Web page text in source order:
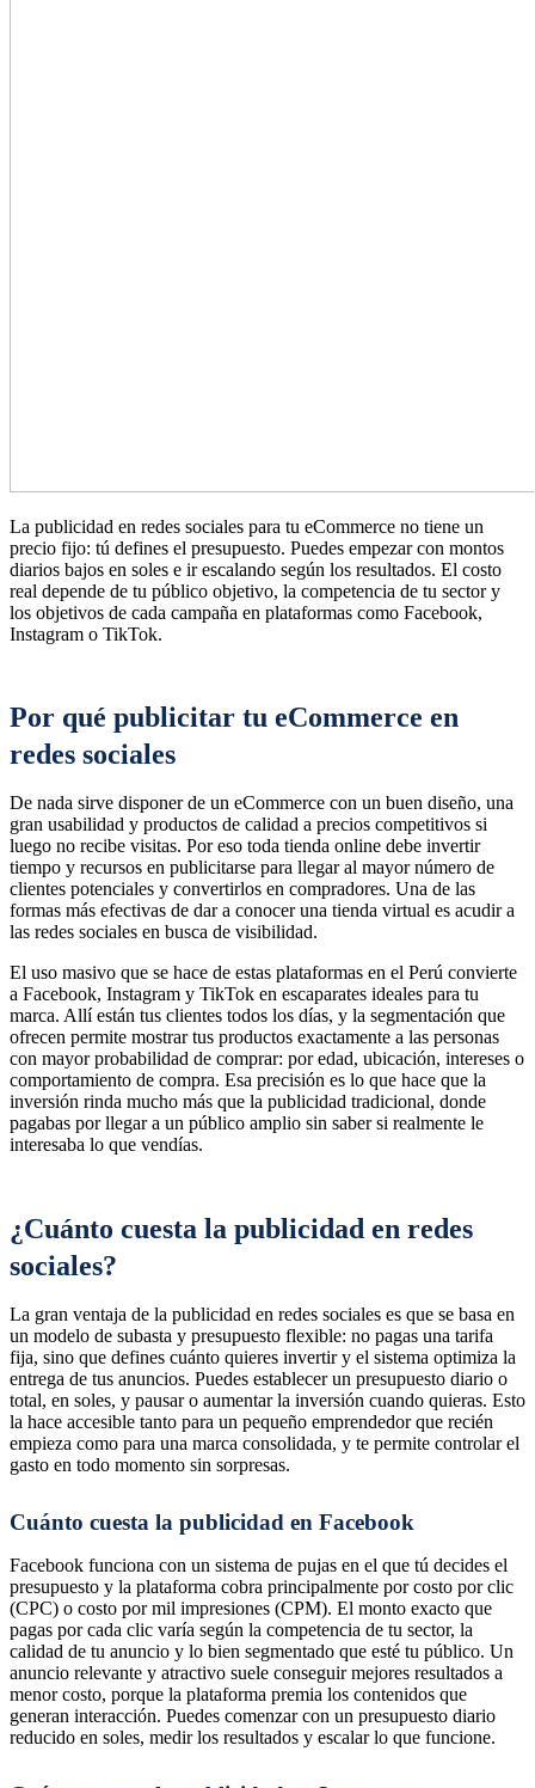
La publicidad en redes sociales para tu eCommerce no tiene un
precio fijo: tú defines el presupuesto. Puedes empezar con montos
diarios bajos en soles e ir escalando según los resultados. El costo
real depende de tu público objetivo, la competencia de tu sector y
los objetivos de cada campaña en plataformas como Facebook,
Instagram o TikTok.
Por qué publicitar tu eCommerce en
redes sociales
De nada sirve disponer de un eCommerce con un buen diseño, una
gran usabilidad y productos de calidad a precios competitivos si
luego no recibe visitas. Por eso toda tienda online debe invertir
tiempo y recursos en publicitarse para llegar al mayor número de
clientes potenciales y convertirlos en compradores. Una de las
formas más efectivas de dar a conocer una tienda virtual es acudir a
las redes sociales en busca de visibilidad.
El uso masivo que se hace de estas plataformas en el Perú convierte
a Facebook, Instagram y TikTok en escaparates ideales para tu
marca. Allí están tus clientes todos los días, y la segmentación que
ofrecen permite mostrar tus productos exactamente a las personas
con mayor probabilidad de comprar: por edad, ubicación, intereses o
comportamiento de compra. Esa precisión es lo que hace que la
inversión rinda mucho más que la publicidad tradicional, donde
pagabas por llegar a un público amplio sin saber si realmente le
interesaba lo que vendías.
¿Cuánto cuesta la publicidad en redes
sociales?
La gran ventaja de la publicidad en redes sociales es que se basa en
un modelo de subasta y presupuesto flexible: no pagas una tarifa
fija, sino que defines cuánto quieres invertir y el sistema optimiza la
entrega de tus anuncios. Puedes establecer un presupuesto diario o
total, en soles, y pausar o aumentar la inversión cuando quieras. Esto
la hace accesible tanto para un pequeño emprendedor que recién
empieza como para una marca consolidada, y te permite controlar el
gasto en todo momento sin sorpresas.
Cuánto cuesta la publicidad en Facebook
Facebook funciona con un sistema de pujas en el que tú decides el
presupuesto y la plataforma cobra principalmente por costo por clic
(CPC) o costo por mil impresiones (CPM). El monto exacto que
pagas por cada clic varía según la competencia de tu sector, la
calidad de tu anuncio y lo bien segmentado que esté tu público. Un
anuncio relevante y atractivo suele conseguir mejores resultados a
menor costo, porque la plataforma premia los contenidos que
generan interacción. Puedes comenzar con un presupuesto diario
reducido en soles, medir los resultados y escalar lo que funcione.